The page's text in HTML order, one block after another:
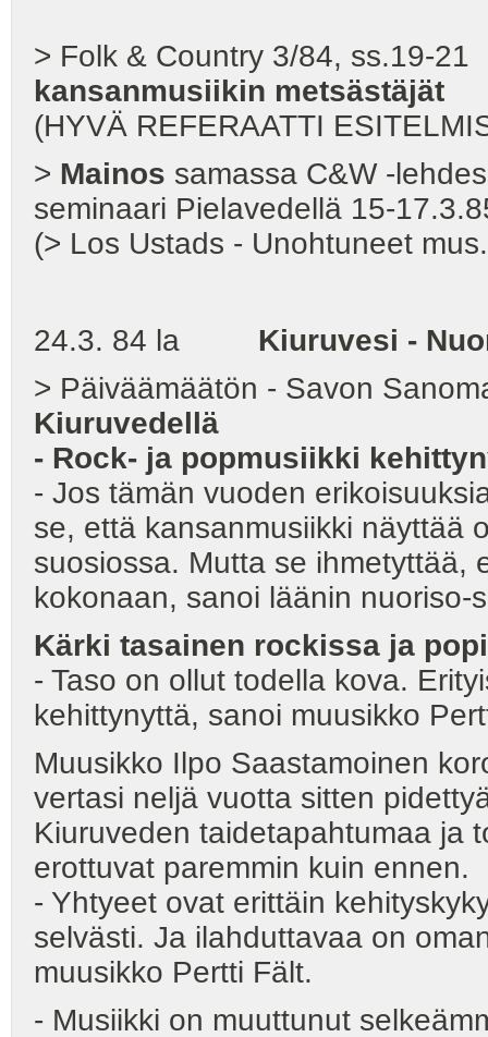
> Folk & Country 3/84, ss.19-
kansanmusiikin metsästäjät
(HYVÄ REFERAATTI
> Mainos samassa C&W -
seminaari Pielavedellä 15-
(> Los Ustads - Unohtuneet
24.3. 84 la Kiuruvesi -
> Päiväämäätön - Savon
Kiuruvedellä
- Rock- ja popmusiikki
- Jos tämän vuoden
se, että kansanmusiikki näyttää
suosiossa. Mutta se ihmetyttää,
kokonaan, sanoi läänin nuoriso-
Kärki tasainen rockissa ja
- Taso on ollut todella kova.
kehittynyttä, sanoi muusikko
Muusikko Ilpo Saastamoinen
vertasi neljä vuotta sitten
Kiuruveden taidetapahtumaa ja
erottuvat paremmin kuin ennen.
- Yhtyeet ovat erittäin
selvästi. Ja ilahduttavaa on
muusikko Pertti Fält.
- Musiikki on muuttunut